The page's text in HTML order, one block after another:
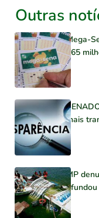
Outras
Mega-
165
mais
MP